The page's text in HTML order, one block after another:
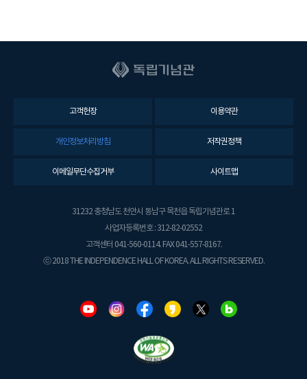
고객헌장 이용약관
개인정보처리방침 저작권정책
이메일무단수집거부 사이트맵
31232 충청남도 천안시 동남구 목천읍 독립기념관로 1
사업자등록번호 : 312-82-02552
고객센터 041-560-0114. FAX 041-557-8167.
ⓒ 2018 THE INDEPENDENCE HALL OF KOREA. ALL RIGHTS RESERVED.